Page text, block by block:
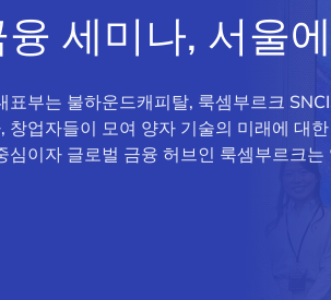
세미나, 서울
부는 불하운드캐피탈, 룩셈부르크
업자들이 모여 양자 기술의 미래에 대
이자 글로벌 금융 허브인 룩셈부르크